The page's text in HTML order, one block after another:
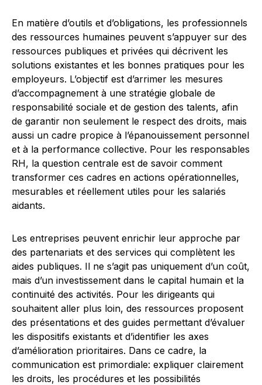
En matière d’outils et d’obligations, les professionnels
des ressources humaines peuvent s’appuyer sur des
ressources publiques et privées qui décrivent les
solutions existantes et les bonnes pratiques pour les
employeurs. L’objectif est d’arrimer les mesures
d’accompagnement à une stratégie globale de
responsabilité sociale et de gestion des talents, afin
de garantir non seulement le respect des droits, mais
aussi un cadre propice à l’épanouissement personnel
et à la performance collective. Pour les responsables
RH, la question centrale est de savoir comment
transformer ces cadres en actions opérationnelles,
mesurables et réellement utiles pour les salariés
aidants.
Les entreprises peuvent enrichir leur approche par
des partenariats et des services qui complètent les
aides publiques. Il ne s’agit pas uniquement d’un coût,
mais d’un investissement dans le capital humain et la
continuité des activités. Pour les dirigeants qui
souhaitent aller plus loin, des ressources proposent
des présentations et des guides permettant d’évaluer
les dispositifs existants et d’identifier les axes
d’amélioration prioritaires. Dans ce cadre, la
communication est primordiale: expliquer clairement
les droits, les procédures et les possibilités